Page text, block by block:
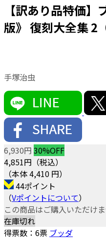
【訳あり品特価
版》 復刻大全集 2
手塚治虫
6,930円 30%OFF
4,851円（税込）
（本体 4,410 円）
44ポイント
（Vポイントについて）
この商品はご購入いただけ
在庫切れ
得票数： 6票 ブッダ